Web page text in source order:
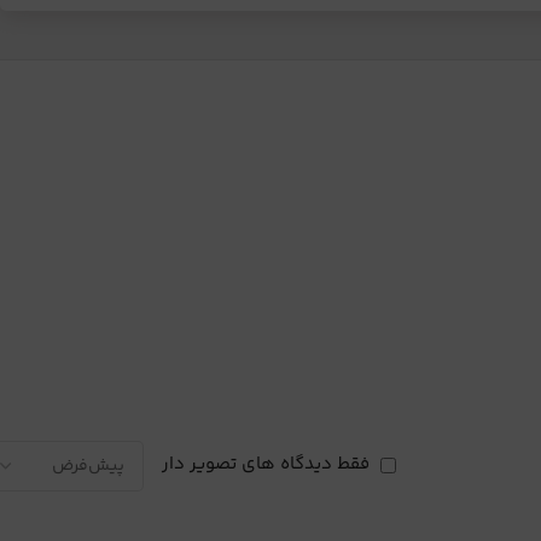
فقط دیدگاه های تصویر دار